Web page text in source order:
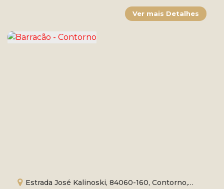
Estrada José Kalinoski, 84060-160, Contorno,